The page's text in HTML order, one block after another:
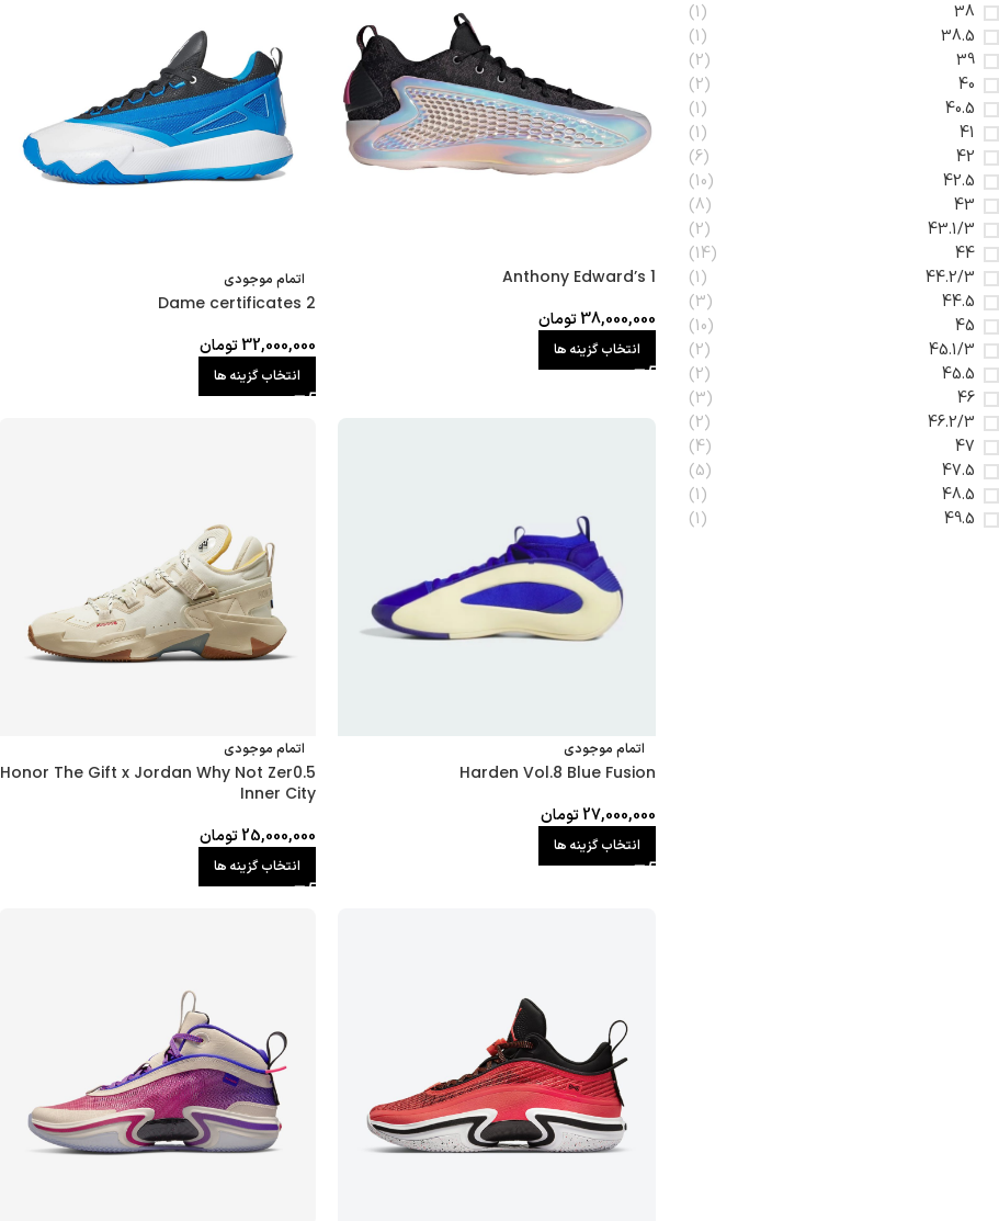
38
(1)
38.5
(1)
39
(2)
40
(2)
40.5
(1)
41
(1)
42
(6)
42.5
(10)
43
(8)
43.1/3
(2)
44
(14)
44.2/3
(1)
44.5
(3)
45
(10)
45.1/3
(2)
45.5
(2)
46
(3)
46.2/3
(2)
47
(4)
47.5
(5)
48.5
(1)
49.5
(1)
Anthony Edward’s 1
38,000,000تومان
انتخاب گزینه ها
اتمام موجودی
Dame certificates 2
32,000,000تومان
انتخاب گزینه ها
اتمام موجودی
Harden Vol.8 Blue Fusion
27,000,000تومان
انتخاب گزینه ها
اتمام موجودی
Honor The Gift x Jordan Why Not Zer0.5
Inner City
25,000,000تومان
انتخاب گزینه ها